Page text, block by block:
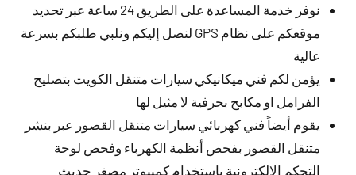
نوفر خدمة المساعدة على الطريق 24 ساعة عبر تحديد
موقعكم على نظام GPS لنصل إليكم ونلبي طلبكم بسرعة
عالية
يؤمن لكم فني ميكانيكي سيارات متنقل الكويت بتصليح
الفرامل او مكابح بحرفية لا مثيل لها
يقوم أيضاً فني كهربائي سيارات متنقل القصور عبر بنشر
متنقل القصور بفحص أنظمة الكهرباء وفحص لوحة
التحكم الالكترونية باستخدام كمبيوتر مصغر حديث